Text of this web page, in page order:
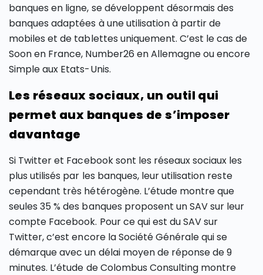
banques en ligne, se développent désormais des
banques adaptées à une utilisation à partir de
mobiles et de tablettes uniquement. C’est le cas de
Soon en France, Number26 en Allemagne ou encore
Simple aux Etats-Unis.
Les réseaux sociaux, un outil qui
permet aux banques de s’imposer
davantage
Si Twitter et Facebook sont les réseaux sociaux les
plus utilisés par les banques, leur utilisation reste
cependant très hétérogène. L’étude montre que
seules 35 % des banques proposent un SAV sur leur
compte Facebook. Pour ce qui est du SAV sur
Twitter, c’est encore la Société Générale qui se
démarque avec un délai moyen de réponse de 9
minutes. L’étude de Colombus Consulting montre